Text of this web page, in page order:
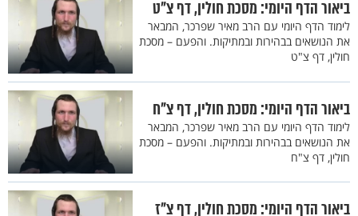
ביאור הדף היומי: מסכת חולין, דף צ"ט
לימוד הדף היומי עם הרב מאיר שפרכר, המבאר
את הנושאים בבהירות ובמתיקות. והפעם – מסכת
חולין, דף צ"ט
ביאור הדף היומי: מסכת חולין, דף צ"ח
לימוד הדף היומי עם הרב מאיר שפרכר, המבאר
את הנושאים בבהירות ובמתיקות. והפעם – מסכת
חולין, דף צ"ח
ביאור הדף היומי: מסכת חולין, דף צ"ז